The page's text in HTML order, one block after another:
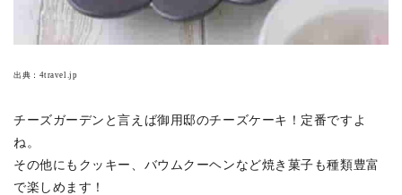
出典： 4travel.jp
チーズガーデンと言えば御用邸のチーズケーキ！定番ですよ
ね。
その他にもクッキー、バウムクーヘンなど焼き菓子も種類豊富
で楽しめます！